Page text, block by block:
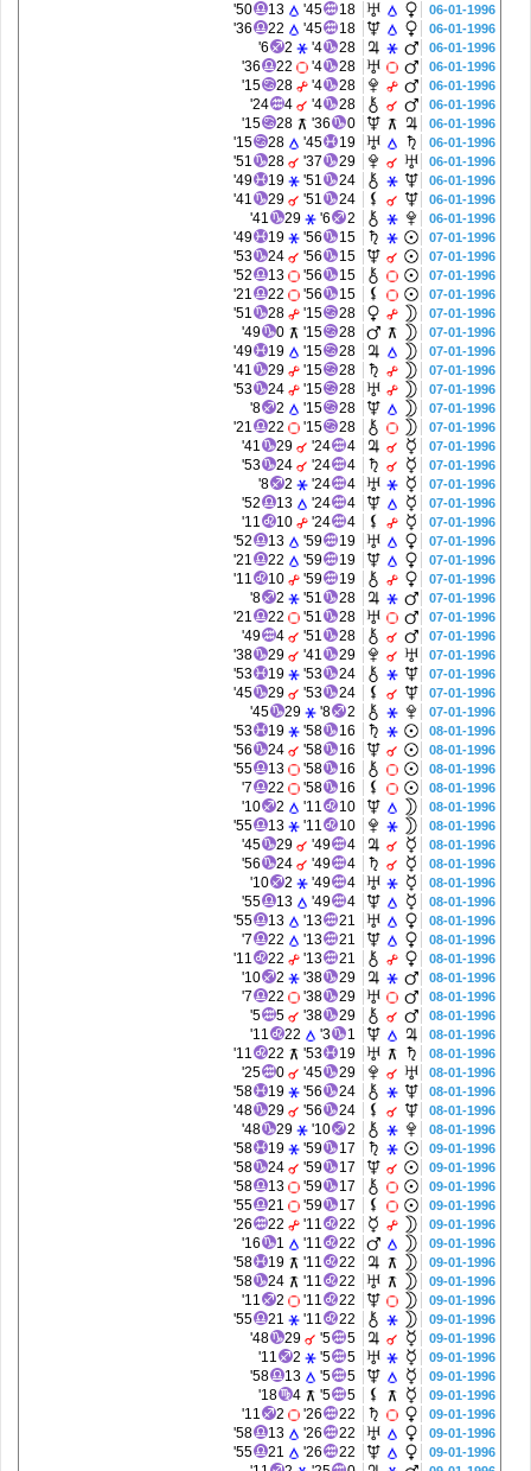
06-01-1996
18
45'
13
50'
06-01-1996
18
45'
22
36'
06-01-1996
28
4'
2
6'
06-01-1996
28
4'
22
36'
06-01-1996
28
4'
28
15'
06-01-1996
28
4'
4
24'
06-01-1996
0
36'
28
15'
06-01-1996
19
45'
28
15'
06-01-1996
29
37'
28
51'
06-01-1996
24
51'
19
49'
06-01-1996
24
51'
29
41'
06-01-1996
2
6'
29
41'
07-01-1996
15
56'
19
49'
07-01-1996
15
56'
24
53'
07-01-1996
15
56'
13
52'
07-01-1996
15
56'
22
21'
07-01-1996
28
15'
28
51'
07-01-1996
28
15'
0
49'
07-01-1996
28
15'
19
49'
07-01-1996
28
15'
29
41'
07-01-1996
28
15'
24
53'
07-01-1996
28
15'
2
8'
07-01-1996
28
15'
22
21'
07-01-1996
4
24'
29
41'
07-01-1996
4
24'
24
53'
07-01-1996
4
24'
2
8'
07-01-1996
4
24'
13
52'
07-01-1996
4
24'
10
11'
07-01-1996
19
59'
13
52'
07-01-1996
19
59'
22
21'
07-01-1996
19
59'
10
11'
07-01-1996
28
51'
2
8'
07-01-1996
28
51'
22
21'
07-01-1996
28
51'
4
49'
07-01-1996
29
41'
29
38'
07-01-1996
24
53'
19
53'
07-01-1996
24
53'
29
45'
07-01-1996
2
8'
29
45'
08-01-1996
16
58'
19
53'
08-01-1996
16
58'
24
56'
08-01-1996
16
58'
13
55'
08-01-1996
16
58'
22
7'
08-01-1996
10
11'
2
10'
08-01-1996
10
11'
13
55'
08-01-1996
4
49'
29
45'
08-01-1996
4
49'
24
56'
08-01-1996
4
49'
2
10'
08-01-1996
4
49'
13
55'
08-01-1996
21
13'
13
55'
08-01-1996
21
13'
22
7'
08-01-1996
21
13'
22
11'
08-01-1996
29
38'
2
10'
08-01-1996
29
38'
22
7'
08-01-1996
29
38'
5
5'
08-01-1996
1
3'
22
11'
08-01-1996
19
53'
22
11'
08-01-1996
29
45'
0
25'
08-01-1996
24
56'
19
58'
08-01-1996
24
56'
29
48'
08-01-1996
2
10'
29
48'
09-01-1996
17
59'
19
58'
09-01-1996
17
59'
24
58'
09-01-1996
17
59'
13
58'
09-01-1996
17
59'
21
55'
09-01-1996
22
11'
22
26'
09-01-1996
22
11'
1
16'
09-01-1996
22
11'
19
58'
09-01-1996
22
11'
24
58'
09-01-1996
22
11'
2
11'
09-01-1996
22
11'
21
55'
09-01-1996
5
5'
29
48'
09-01-1996
5
5'
2
11'
09-01-1996
5
5'
13
58'
09-01-1996
5
5'
4
18'
09-01-1996
22
26'
2
11'
09-01-1996
22
26'
13
58'
09-01-1996
22
26'
21
55'